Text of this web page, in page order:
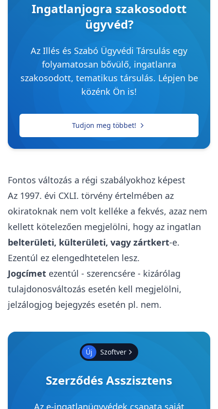
Ingatlanjogra szakosodott
ügyvéd?
Az Illés és Szabó Ügyvédi Társulás egy
folyamatosan bővülő, ingatlanra
szakosodott, tematikus társulás. Lépjen be
közénk Ön is!
Tudjon meg többet!
Fontos változás a régi szabályokhoz képest
Az 1997. évi CXLI. törvény értelmében az
okiratoknak nem volt kelléke a fekvés, azaz nem
kellett kötelezően megjelölni, hogy az ingatlan
belterületi, külterületi, vagy zártkert-e.
Ezentúl ez elengedhtetelen lesz.
Jogcímet ezentúl - szerencsére - kizárólag
tulajdonosváltozás esetén kell megjelölni,
jelzálogjog bejegyzés esetén pl. nem.
Új Szoftver
Szerződés Asszisztens
Az e-ingatlanügyvédek csapata saját